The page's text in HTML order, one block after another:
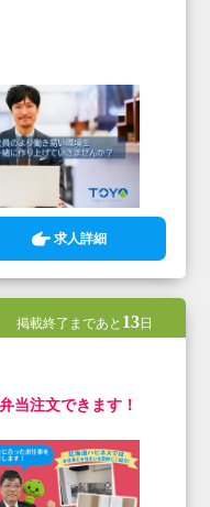
求人詳細
掲載終了まであと 13日
当注文できます！